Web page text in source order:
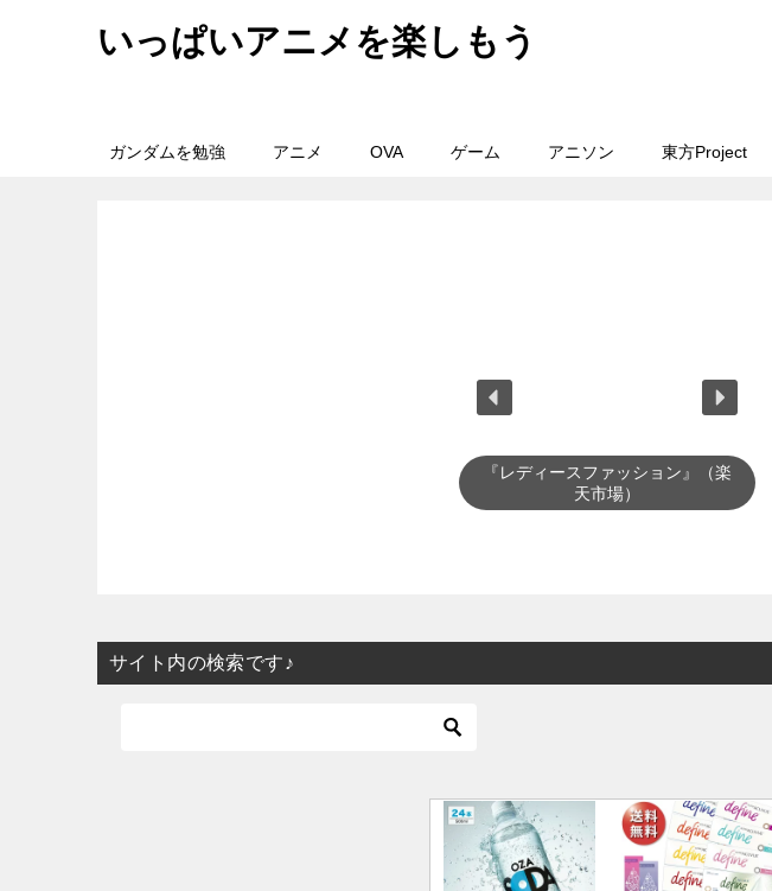
いっぱいアニメを楽しもう
ガンダムを勉強 アニメ OVA ゲーム アニソン 東方Project
『レディースファッション』（楽
天市場）
サイト内の検索です♪